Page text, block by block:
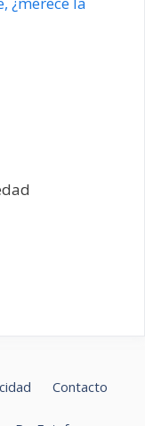
Contacto